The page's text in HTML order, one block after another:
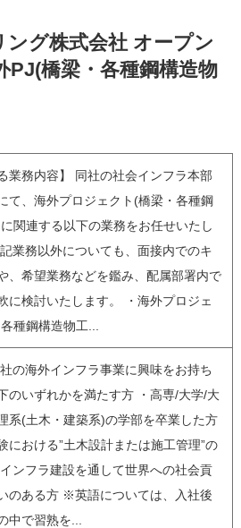
グ株式会社 オープン
PJ(橋梁・各種鋼構造物
業務内容】 同社の社会インフラ本部
て、海外プロジェクト(橋梁・各種鋼
関連する以下の業務をお任せいたし
業務以外についても、面接内でのキ
、希望業務などを鑑み、配属部署内で
に検討いたします。 ・海外プロジェ
種鋼構造物工...
社の海外インフラ事業に興味をお持ち
のいずれかを満たす方 ・高専/大学/大
系(土木・建築系)の学部を卒業した方
における”土木設計または施工管理”の
ンフラ建設を通して世界への社会貢
のある方 ※英語については、入社後
中で習熟を...